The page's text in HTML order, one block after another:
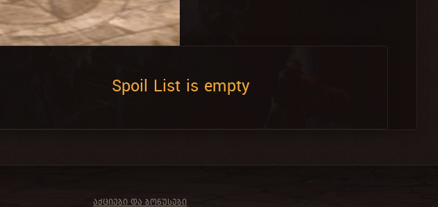
Spoil List is empty
ᲐᲥᲪᲘᲔᲑᲘ ᲓᲐ ᲑᲝᲜᲣᲡᲔᲑᲘ